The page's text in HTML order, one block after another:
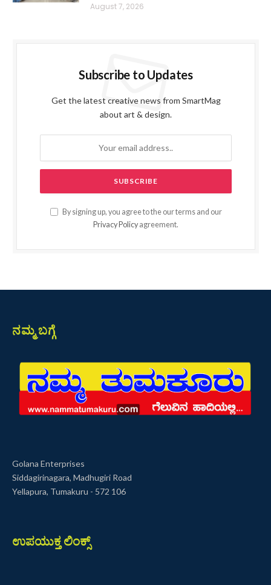
August 7, 2026
Subscribe to Updates
Get the latest creative news from SmartMag
about art & design.
By signing up, you agree to the our terms and our
Privacy Policy agreement.
ನಮ್ಮ ಬಗ್ಗೆ
Golana Enterprises
Siddagirinagara, Madhugiri Road
Yellapura, Tumakuru - 572 106
ಉಪಯುಕ್ತ ಲಿಂಕ್ಸ್